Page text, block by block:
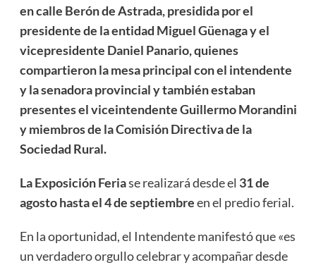
en calle Berón de Astrada, presidida por el
presidente de la entidad Miguel Güenaga y el
vicepresidente Daniel Panario, quienes
compartieron la mesa principal con el intendente
y la senadora provincial y también estaban
presentes el viceintendente Guillermo Morandini
y miembros de la Comisión Directiva de la
Sociedad Rural.
La Exposición Feriase realizará desde el 31 de
agosto hasta el 4 de septiembreen el predio ferial.
En la oportunidad, el Intendente manifestó que «es
un verdadero orgullo celebrar y acompañar desde